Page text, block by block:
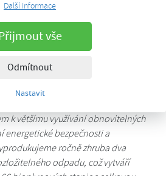
Další informace
vše
Odmítnout
Nastavit
o téměř 8 TWh. Ale přesto, že se
řadí mezi deset nejvýznamnějších
v Evropě, ve výrobě biometanu
alternativy k zemnímu plynu zatím
přes 600 bioplynových stanic, ale
k většímu využívání obnovitelných
energetické bezpečnosti a
ročně zhruba dva
odpadu, což vytváří